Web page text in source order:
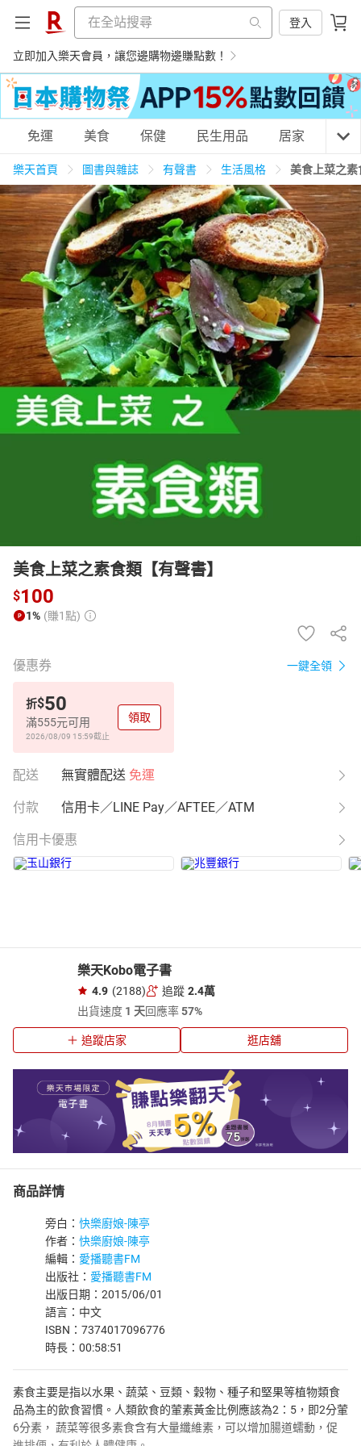
登入
立即加入樂天會員，讓您邊購物邊賺點數！
購物網分類
天天免運 美食蛋糕 養生保健 民生用品
居家生活 3C家電 運動休閒 親子玩具
女裝 男裝 化妝保養 情趣用品
日本購物 電子/紙本書
HOT
免運 美食 保健 民生用品 居家 3C
樂天首頁 圖書與雜誌 有聲書 生活風格 美食上菜之
美食上菜之素食類【有聲書】
$100
1% (賺1點)
優惠券 一鍵全領
折$50
滿555元可用
2026/08/09 15:59截止
領取
配送 無實體配送 免運
付款 信用卡／LINE Pay／AFTEE／ATM
信用卡優惠
樂天Kobo電子書
4.9 (2188) 追蹤 2.4萬
出貨速度 1 天回應率57%
追蹤店家 逛店舖
商品詳情
旁白： 快樂廚娘-陳亭
作者： 快樂廚娘-陳亭
編輯： 愛播聽書FM
出版社： 愛播聽書FM
出版日期：2015/06/01
語言：中文
ISBN：7374017096776
時長：00:58:51
素食主要是指以水果、蔬菜、豆類、穀物、種子和堅果等植物類食
品為主的飲食習慣。人類飲食的葷素黃金比例應該為2：5，即2分葷
6分素， 蔬菜等很多素食含有大量纖維素，可以增加腸道蠕動，促